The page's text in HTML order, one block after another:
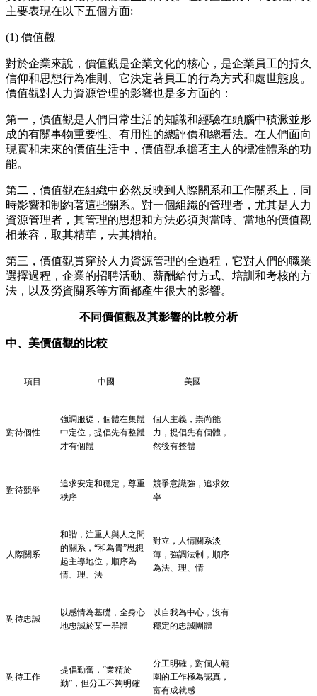
主要表現在以下五個方面:
(1) 價值觀
對於企業來說，價值觀是企業文化的核心，是企業員工的持久
信仰和思想行為准則、它決定著員工的行為方式和處世態度。
價值觀對人力資源管理的影響也是多方面的：
第一， 價值觀是人們日常生活的知識和經驗在頭腦中積澱並形
成的有關事物重要性、有用性的總評價和總看法。在人們面向
現實和未來的價值生活中，價值觀承擔著主人的標准體系的功
能。
第二， 價值觀在組織中必然反映到人際關系和工作關系上，同
時影響和制約著這些關系。對一個組織的管理者，尤其是人力
資源管理者，其管理的思想和方法必須與當時、當地的價值觀
相兼容，取其精華，去其糟粕。
第三， 價值觀貫穿於人力資源管理的全過程，它對人們的職業
選擇過程，企業的招聘活動、薪酬給付方式、培訓和考核的方
法，以及勞資關系等方面都產生很大的影響。
不同價值觀及其影響的比較分析
中、美價值觀的比較
項目 中國 美國
對待個性
強調服從，個體在集體
中定位，提倡先有整體
才有個體
個人主義，崇尚能
力，提倡先有個體，
然後有整體
對待競爭
追求安定和穩定，尊重
秩序
競爭意識強，追求效
率
人際關系
和諧，注重人與人之間
的關系， “和為貴”思想
起主導地位，順序為
情、理、法
對立，人情關系淡
薄，強調法制，順序
為法、理、情
對待忠誠
以感情為基礎，全身心
地忠誠於某一群體
以自我為中心，沒有
穩定的忠誠團體
對待工作
提倡勤奮， “業精於
勤”，但分工不夠明確
分工明確，對個人範
圍的工作極為認真，
富有成就感